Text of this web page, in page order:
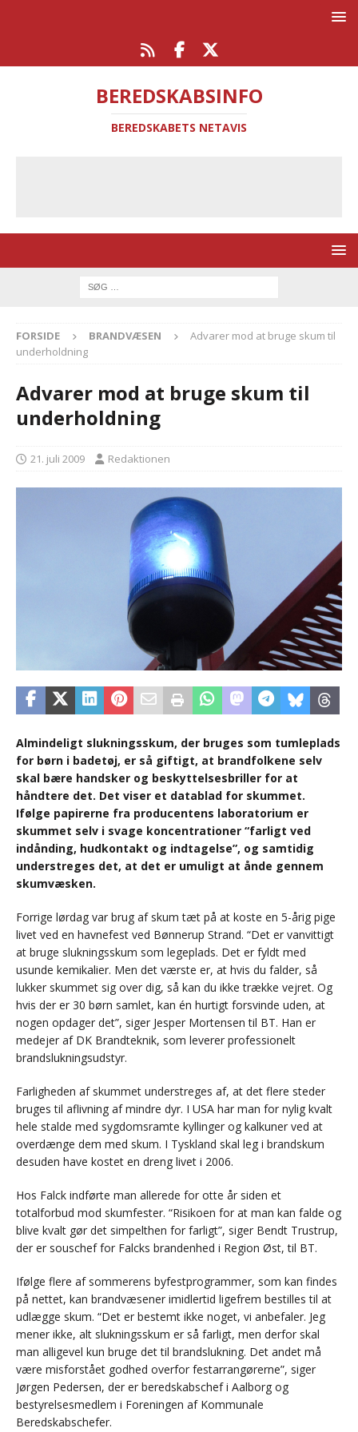
BEREDSKABSINFO
BEREDSKABETS NETAVIS
FORSIDE BRANDVÆSEN
Advarer mod at bruge skum til
underholdning
Advarer mod at bruge skum til
underholdning
21. juli 2009 Redaktionen
Almindeligt slukningsskum, der bruges som tumleplads
for børn i badetøj, er så giftigt, at brandfolkene selv
skal bære handsker og beskyttelsesbriller for at
håndtere det. Det viser et datablad for skummet.
Ifølge papirerne fra producentens laboratorium er
skummet selv i svage koncentrationer “farligt ved
indånding, hudkontakt og indtagelse”, og samtidig
understreges det, at det er umuligt at ånde gennem
skum­væsken.
Forrige lørdag var brug af skum tæt på at koste en 5-årig pige
livet ved en havnefest ved Bønnerup Strand. “Det er vanvittigt
at bruge slukningsskum som legeplads. Det er fyldt med
usunde kemikalier. Men det værste er, at hvis du falder, så
lukker skummet sig over dig, så kan du ikke trække vejret. Og
hvis der er 30 børn samlet, kan én hurtigt forsvinde uden, at
nogen opdager det”, siger Jesper Mortensen til BT. Han er
medejer af DK Brandteknik, som leverer professionelt
brandslukningsudstyr.
Farligheden af skummet understreges af, at det flere steder
bruges til aflivning af mindre dyr. I USA har man for nylig kvalt
hele stalde med sygdomsramte kyllinger og kalkuner ved at
overdænge dem med skum. I Tyskland skal leg i brandskum
desuden have kostet en dreng livet i 2006.
Hos Falck indførte man ­allerede for otte år siden et
totalforbud mod skumfester. “Risikoen for at man kan falde og
blive kvalt gør det simpelthen for farligt”, siger Bendt Trustrup,
der er souschef for Falcks brandenhed i Region Øst, til BT.
Ifølge flere af sommerens byfestprogrammer, som kan findes
på nettet, kan brandvæsener imidlertid ligefrem bestilles til at
udlægge skum. “Det er bestemt ikke noget, vi anbefaler. Jeg
mener ikke, alt slukningsskum er så farligt, men derfor skal
man alligevel kun bruge det til brandslukning. Det andet må
være misforstået godhed overfor festarrangørerne”, siger
Jørgen Pedersen, der er beredskabschef i Aalborg og
bestyrelsesmedlem i Foreningen af Kommunale
Beredskabschefer.